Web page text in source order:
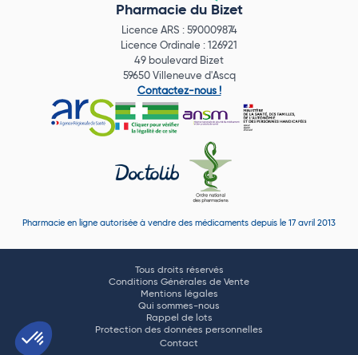
Pharmacie du Bizet
Licence ARS : 590009874
Licence Ordinale : 126921
49 boulevard Bizet
59650 Villeneuve d'Ascq
Contactez-nous !
Pharmacie en ligne autorisée à vendre des médicaments depuis le 17 avril 2013
Tous droits réservés
Conditions Générales de Vente
Mentions légales
Qui sommes-nous
Rappel de lots
Protection des données personnelles
Contact